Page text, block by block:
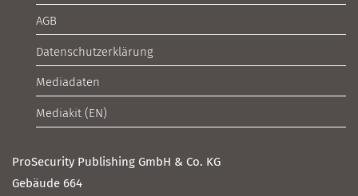
AGB
Datenschutzerklärung
Mediadaten
Mediakit (EN)
ProSecurity Publishing GmbH & Co. KG
Gebäude 664